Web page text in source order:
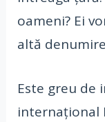
oameni? Ei
altă
Este greu de
internațional